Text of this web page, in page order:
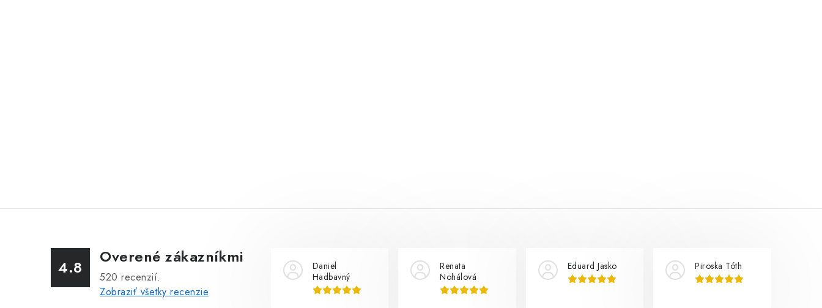
4.8
Overené zákazníkmi
520 recenzií.
Zobraziť všetky recenzie
Daniel
Hadbavný
Renata
Nohálová
Eduard Jasko Piroska Tóth